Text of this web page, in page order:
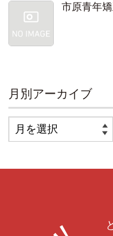
市原青年
月別アーカイブ